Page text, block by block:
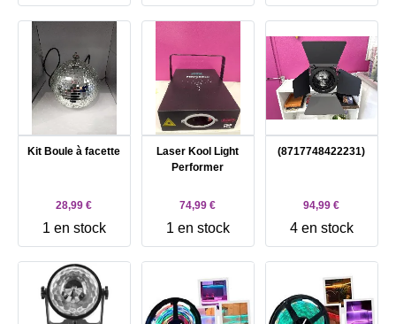
Kit Boule à facette
28,99 €
1 en stock
Laser Kool Light
Performer
74,99 €
1 en stock
(8717748422231)
94,99 €
4 en stock